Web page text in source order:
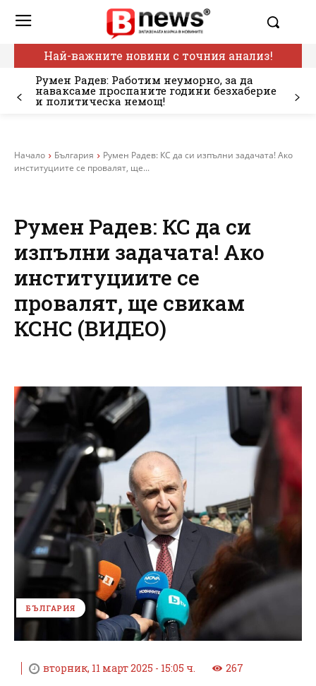
Най-важните новини с точния анализ!
Румен Радев: Работим неуморно, за да
наваксаме проспаните години безхаберие
и политическа немощ!
Начало България
Румен Радев: КС да си изпълни задачата! Ако
институциите се провалят, ще...
Румен Радев: КС да си
изпълни задачата! Ако
институциите се
провалят, ще свикам
КСНС (ВИДЕО)
БЪЛГАРИЯ
вторник, 11 март 2025 - 15:05 ч. 267